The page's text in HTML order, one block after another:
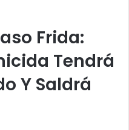
Frida:
Tendrá
Y Saldrá